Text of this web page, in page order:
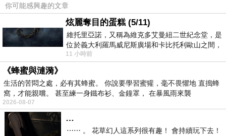
題目多從教材選文出發，閱讀文本取材多元，而
且包含跨知識領域，涉及哲學、心理學及生物科
學等，還發現命題教授留意流行文化，把近年熱
門的舞台劇《暗戀桃花源》、電視劇《一把
青》、《瑯琊榜》等，都融入字形與閱讀理解考
題，網路用語如「天兵」、「天菜」、「囧」、
「粉絲」及手機遊戲「寶可夢」等，都也不放
過，進行語意分析，使題目具親和力。高中老師
統計，今年國文的文言文比例約52％，取材以高
你可能感興趣的文章
炫麗奪目的蛋糕 (5/11)
維托里亞諾，又稱為維克多艾曼紐二世紀念堂，是
位於義大利羅馬威尼斯廣場和卡比托利歐山之間，
用以紀念統一義大利統一後的的第一位國
11 小時前
《蜂蜜與漣漪》
生活的苦悶之處，必有其蜂蜜。 你說要學習蜜獾，毫不畏懼地 直搗蜂
窩，才能親嚐。 甚至練一身鐵布衫、金鐘罩， 在暴風雨來襲
2026-08-07
…
⋯⋯ 。 花草幻人這系列很有趣！ 會持續玩下去！